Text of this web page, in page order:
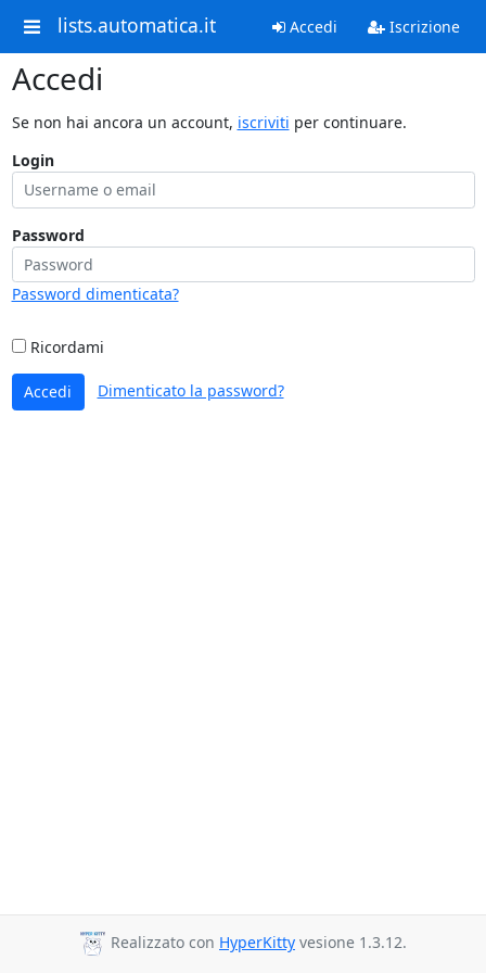
lists.automatica.it Accedi Iscrizione
Accedi
Se non hai ancora un account, iscriviti per continuare.
Login
Password
Password dimenticata?
Ricordami
Accedi Dimenticato la password?
Realizzato con HyperKitty vesione 1.3.12.